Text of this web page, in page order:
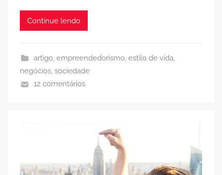
Continue lendo
artigo, empreendedorismo, estilo de vida,
negócios, sociedade
12 comentários